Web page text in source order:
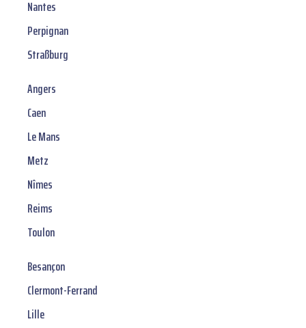
Nantes
Perpignan
Straßburg
Angers
Caen
Le Mans
Metz
Nîmes
Reims
Toulon
Besançon
Clermont-Ferrand
Lille